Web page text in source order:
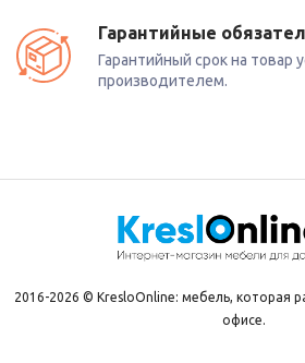
Гарантийные
Гарантийный срок на товар
производителем.
2016-2026 © KresloOnline: мебель, которая
офисе.